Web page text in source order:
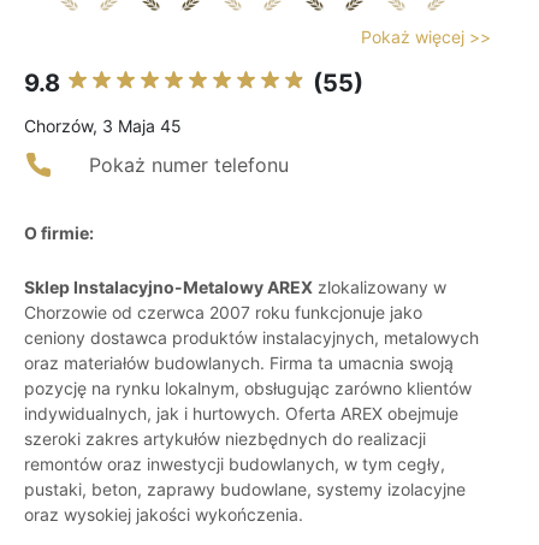
Pokaż więcej >>
9.8 (55)
Chorzów, 3 Maja 45
Pokaż numer telefonu
O firmie:
Sklep Instalacyjno-Metalowy AREX zlokalizowany w
Chorzowie od czerwca 2007 roku funkcjonuje jako
ceniony dostawca produktów instalacyjnych, metalowych
oraz materiałów budowlanych. Firma ta umacnia swoją
pozycję na rynku lokalnym, obsługując zarówno klientów
indywidualnych, jak i hurtowych. Oferta AREX obejmuje
szeroki zakres artykułów niezbędnych do realizacji
remontów oraz inwestycji budowlanych, w tym cegły,
pustaki, beton, zaprawy budowlane, systemy izolacyjne
oraz wysokiej jakości wykończenia.